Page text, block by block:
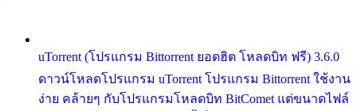
uTorrent (โปรแกรม Bittorrent ยอดฮิต โหลดบิท ฟรี) 3.6.0
ดาวน์โหลดโปรแกรม uTorrent โปรแกรม Bittorrent ใช้งาน
ง่าย คล้ายๆ กับโปรแกรมโหลดบิท BitComet แต่ขนาดไฟล์